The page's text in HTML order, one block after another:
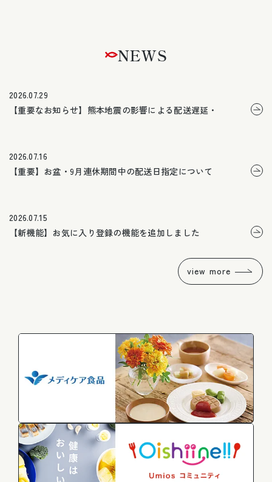
NEWS
2026.07.29
【重要なお知らせ】熊本地震の影響による配送遅延・停止について
2026.07.16
【重要】お盆・9月連休期間中の配送日指定について
2026.07.15
【新機能】お気に入り登録の機能を追加しました
view more